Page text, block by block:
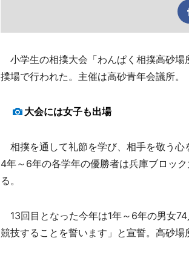
小学生の相撲大会「わんぱく相撲高砂
撲場で行われた。主催は高砂青年会議所。
大会には女子も出場
相撲を通して礼節を学び、相手を敬う心
4年～6年の各学年の優勝者は兵庫ブロッ
る。
13回目となった今年は1年～6年の男女
競技することを誓います」と宣誓。高砂場